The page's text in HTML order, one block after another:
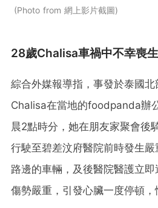
Photo from 網上影片截圖
28歲Chalisa車禍中不幸喪生
綜合外媒報導指，事發於泰國
Chalisa在當地的foodpanda辦
晨2點時分，她在朋友家聚會後
行駛至碧差汶府醫院前時發生
路邊的車輛，及後醫院醫護立
傷勢嚴重，引發心臟一度停頓，